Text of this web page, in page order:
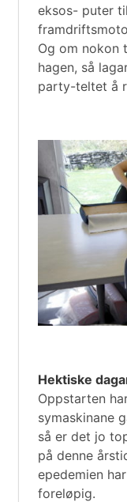
eksos- puter
Og om nokon
hagen, så
party-teltet å
Hektiske
Oppstarten
symaskinane
så er det jo
på denne
epedemien
foreløpig.